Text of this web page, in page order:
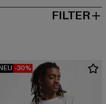
FILTER
-30%